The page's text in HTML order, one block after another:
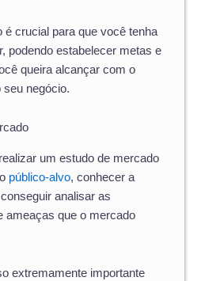
é crucial para que você tenha
podendo estabelecer metas e
queira alcançar com o
negócio.
um estudo de mercado
público-alvo, conhecer a
analisar as
ameaças que o mercado
extremamente importante